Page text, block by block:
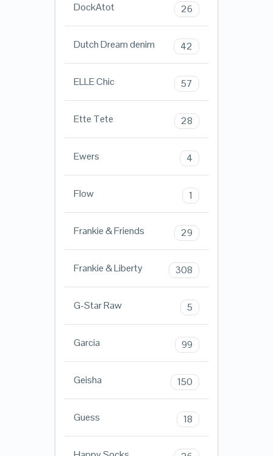
DockAtot 26
Dutch Dream denim 42
ELLE Chic 57
Ette Tete 28
Ewers 4
Flow 1
Frankie & Friends 29
Frankie & Liberty 308
G-Star Raw 5
Garcia 99
Geisha 150
Guess 18